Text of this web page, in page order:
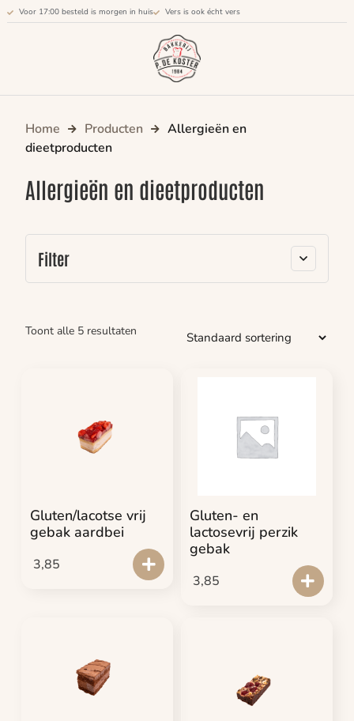
Voor 17:00 besteld is morgen in huis Vers is ook écht vers
Home Producten
Allergieën en
dieetproducten
Allergieën en dieetproducten
Filter
Toont alle 5 resultaten
Gluten/lacotse vrij
gebak aardbei
3,85
Gluten- en
lactosevrij perzik
gebak
3,85